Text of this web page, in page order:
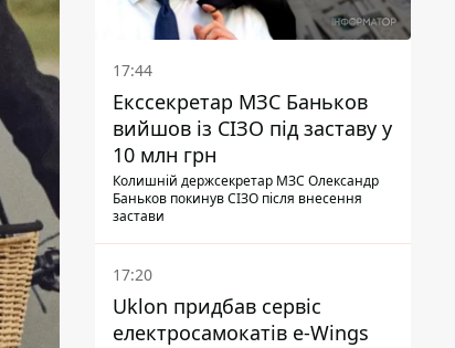
17:44
Екссекретар МЗС Баньков
вийшов із СІЗО під заставу у
10 млн грн
Колишній держсекретар МЗС Олександр
Баньков покинув СІЗО після внесення
застави
17:20
Uklon придбав сервіс
електросамокатів e-Wings